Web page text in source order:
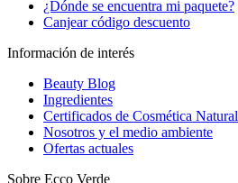
¿Dónde se encuentra mi paquete?
Canjear código descuento
Información de interés
Beauty Blog
Ingredientes
Certificados de Cosmética Natural
Nosotros y el medio ambiente
Ofertas actuales
Sobre Ecco Verde